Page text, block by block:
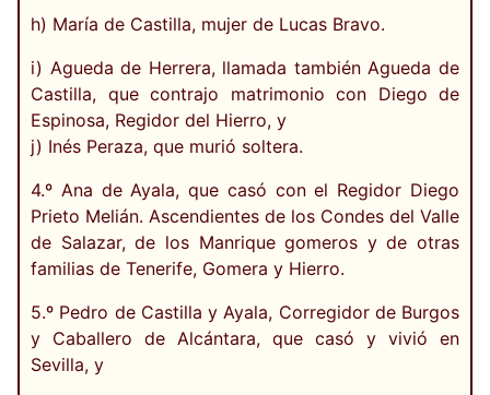
h) María de Castilla, mujer de Lucas Bravo.
i) Agueda de Herrera, llamada también Agueda de
Castilla, que contrajo matrimonio con Diego de
Espinosa, Regidor del Hierro, y
j) Inés Peraza, que murió soltera.
4.º Ana de Ayala, que casó con el Regidor Diego
Prieto Melián. Ascendientes de los Condes del Valle
de Salazar, de los Manrique gomeros y de otras
familias de Tenerife, Gomera y Hierro.
5.º Pedro de Castilla y Ayala, Corregidor de Burgos
y Caballero de Alcántara, que casó y vivió en
Sevilla, y